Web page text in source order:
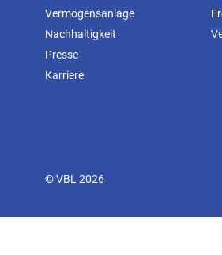
Vermögensanlage
Nachhaltigkeit
Presse
Karriere
© VBL 2026